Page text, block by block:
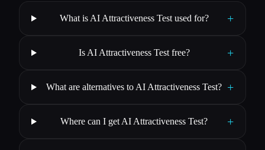
What is AI Attractiveness Test used for? +
Is AI Attractiveness Test free? +
What are alternatives to AI Attractiveness Test? +
Where can I get AI Attractiveness Test? +